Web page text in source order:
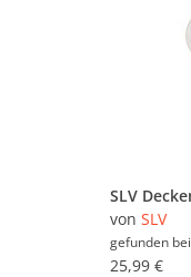
von SLV
gefunden bei
25,99 €